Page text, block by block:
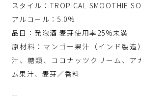
スタイル：TROPICAL SMOOTHIE
アルコール：5.0%
品目：発泡酒 麦芽使用率25%未満
原材料：マンゴー果汁（インド製造
汁、糖類、ココナッツクリーム、ア
ム果汁、麦芽／香料
--